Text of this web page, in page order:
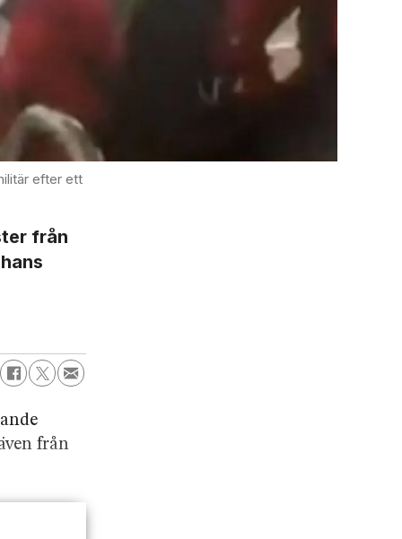
efter ett
från
från